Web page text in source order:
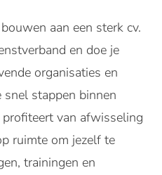
aan een sterk cv.
en doe je
organisaties en
snel stappen binnen
van afwisseling
ruimte om jezelf te
trainingen en